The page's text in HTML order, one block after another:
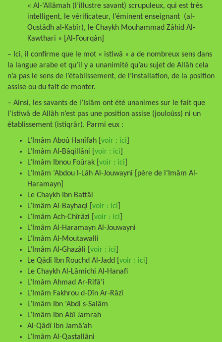
« Al-‘Allâmah (l’illustre savant) scrupuleux, qui est très
intelligent, le vérificateur, l’éminent enseignant (al-
Oustâdh al-Kabîr), le Chaykh Mouhammad Zâhid Al-
Kawthari » [Al-Fourqân]
– Ici, il confirme que le mot « istiwâ » a de nombreux sens dans
la langue arabe et qu’il y a unanimité qu’au sujet de Allâh cela
n’a pas le sens de l’établissement, de l’installation, de la position
assise ou du fait de monter.
– Ainsi, les savants de l’Islâm ont été unanimes sur le fait que
l’istiwâ de Allâh n’est pas une position assise (jouloûss) ni un
établissement (istiqrâr). Parmi eux :
L’Imâm Aboû Hanîfah [ voir : ici
L’Imâm Al-Bâqillâni [ voir : ici
L’Imâm Ibnou Foûrak [ voir : ici
L’Imâm ‘Abdou l-Lâh Al-Jouwayni [père de l’Imâm Al-
Haramayn]
Le Chaykh Ibn Battâl
L’Imâm Al-Bayhaqi [ voir : ici
L’Imâm Ach-Chîrâzi [ voir : ici
L’Imâm Al-Haramayn Al-Jouwayni
L’Imâm Al-Moutawalli
L’Imâm Al-Ghazâli [ voir : ici
Le Qâdî Ibn Rouchd Al-Jadd [ voir : ici
Le Chaykh Al-Lâmichi Al-Hanafi
L’Imâm Ahmad Ar-Rifâ’i
L’Imâm Fakhrou d-Dîn Ar-Râzî
L’Imâm Ibn ‘Abdi s-Salâm
L’Imâm Ibn Abî Jamrah
Al-Qâdî Ibn Jamâ’ah
L’Imâm Al-Qastallâni